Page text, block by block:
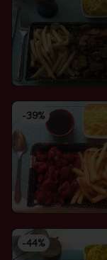
-39%
-44%